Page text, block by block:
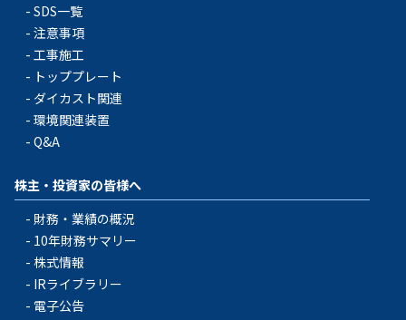
SDS一覧
注意事項
工事施工
トッププレート
ダイカスト関連
環境関連装置
Q&A
株主・投資家の皆様へ
財務・業績の概況
10年財務サマリー
株式情報
IRライブラリー
電子公告